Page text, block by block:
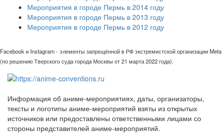
Мероприятия в городе Пермь в 2014 году
Мероприятия в городе Пермь в 2013 году
Мероприятия в городе Пермь в 2012 году
Facebook и Instagram - элементы запрещённой в РФ экстремистской организации Meta
(по решению Тверского суда города Москвы от 21 марта 2022 года).
Информация об аниме-мероприятиях, даты, организаторы,
тексты и логотипы аниме-мероприятий взяты из открытых
источников или предоставлены ответственными лицами со
стороны представителей аниме-мероприятий.